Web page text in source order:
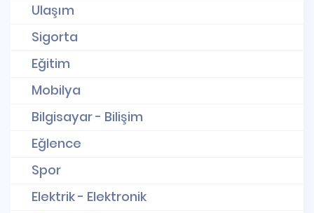
Ulaşım
Sigorta
Eğitim
Mobilya
Bilgisayar - Bilişim
Eğlence
Spor
Elektrik - Elektronik